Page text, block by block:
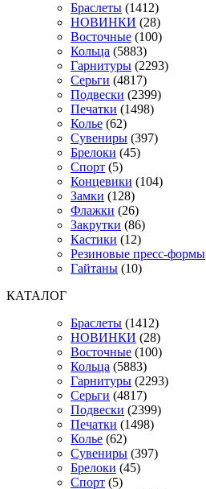
Браслеты (1412)
НОВИНКИ (28)
Восточные (100)
Кольца (5883)
Гарнитуры (2293)
Серьги (4817)
Подвески (2399)
Печатки (1498)
Колье (62)
Сувениры (397)
Брелоки (45)
Спорт (5)
Концевики (104)
Замки (128)
Флажки (26)
Закрутки (86)
Кастики (12)
Резиновые пресс-формы
Гайтаны (10)
КАТАЛОГ
Браслеты (1412)
НОВИНКИ (28)
Восточные (100)
Кольца (5883)
Гарнитуры (2293)
Серьги (4817)
Подвески (2399)
Печатки (1498)
Колье (62)
Сувениры (397)
Брелоки (45)
Спорт (5)